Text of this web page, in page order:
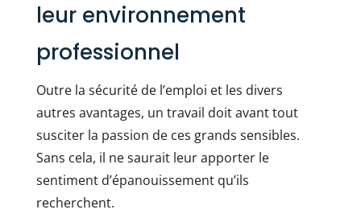
leur environnement
professionnel
Outre la sécurité de l’emploi et les divers
autres avantages, un travail doit avant tout
susciter la passion de ces grands sensibles.
Sans cela, il ne saurait leur apporter le
sentiment d’épanouissement qu’ils
recherchent.